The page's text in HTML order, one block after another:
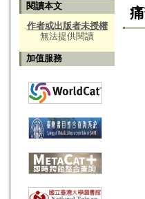
閱讀本文
作者或出版者未授權
無法提供閱讀
加值服務